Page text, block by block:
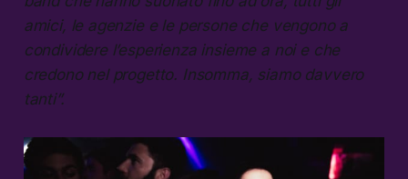
amici, le agenzie e le persone che vengono a
condividere l’esperienza insieme a noi e che
credono nel progetto. Insomma, siamo davvero
tanti”.